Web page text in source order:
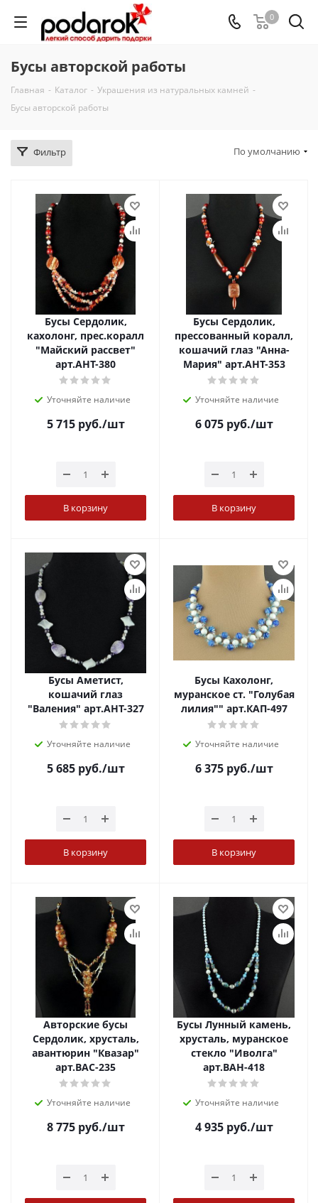
0
Бусы авторской работы
Главная - Каталог - Украшения из натуральных камней -
Бусы авторской работы
Фильтр По умолчанию
Бусы Сердолик,
кахолонг, прес.коралл
"Майский рассвет"
арт.АНТ-380
Уточняйте наличие
5 715руб./шт
В корзину
Бусы Сердолик,
прессованный коралл,
кошачий глаз "Анна-
Мария" арт.АНТ-353
Уточняйте наличие
6 075руб./шт
В корзину
Бусы Аметист,
кошачий глаз
"Валения" арт.АНТ-327
Уточняйте наличие
5 685руб./шт
В корзину
Бусы Кахолонг,
муранское ст. "Голубая
лилия"" арт.КАП-497
Уточняйте наличие
6 375руб./шт
В корзину
Авторские бусы
Сердолик, хрусталь,
авантюрин "Квазар"
арт.ВАС-235
Уточняйте наличие
8 775руб./шт
Бусы Лунный камень,
хрусталь, муранское
стекло "Иволга"
арт.ВАН-418
Уточняйте наличие
4 935руб./шт